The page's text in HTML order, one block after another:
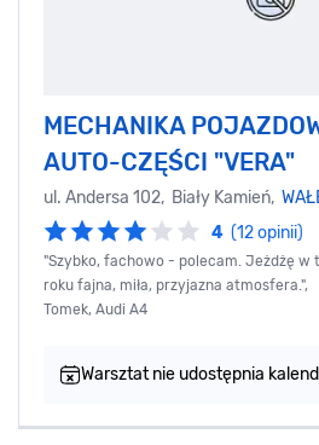
MECHANIKA
AUTO-CZĘŚCI "VERA"
ul. Andersa 102, Biały Kamień,
4 (12 opinii)
"Szybko, fachowo - polecam. Jeżdżę w
roku fajna, miła, przyjazna atmosfera.",
Tomek, Audi A4
Warsztat nie udostępnia